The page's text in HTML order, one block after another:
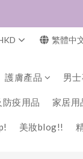
繁體中
護膚產品 男
防疫用品 家居用
美妝blog!!